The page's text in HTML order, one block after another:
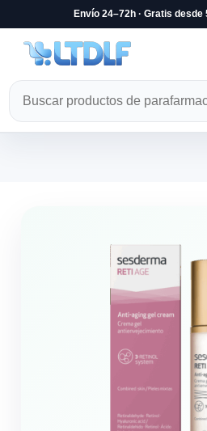
Envío 24–72h · Gratis desde
Buscar en el sitio